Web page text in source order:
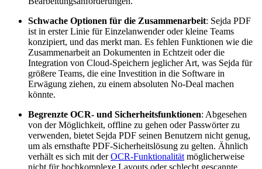
Schwache Optionen für die Zusammenarbeit: Sejda PDF
ist in erster Linie für Einzelanwender oder kleine Teams
konzipiert, und das merkt man. Es fehlen Funktionen wie die
Zusammenarbeit an Dokumenten in Echtzeit oder die
Integration von Cloud-Speichern jeglicher Art, was Sejda für
größere Teams, die eine Investition in die Software in
Erwägung ziehen, zu einem absoluten No-Deal machen
könnte.
Begrenzte OCR- und Sicherheitsfunktionen: Abgesehen
von der Möglichkeit, offline zu gehen oder Passwörter zu
verwenden, bietet Sejda PDF seinen Benutzern nicht genug,
um als ernsthafte PDF-Sicherheitslösung zu gelten. Ähnlich
verhält es sich mit derOCR-Funktionalität möglicherweise
nicht für hochkomplexe Layouts oder schlecht gescannte